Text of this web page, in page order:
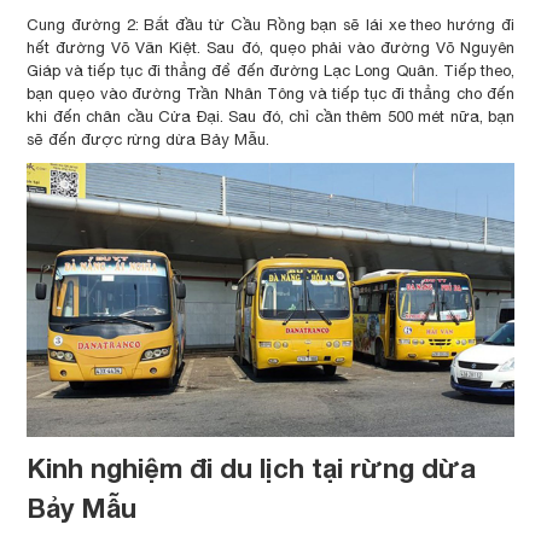
Cung đường 2: Bắt đầu từ Cầu Rồng bạn sẽ lái xe theo hướng đi
hết đường Võ Văn Kiệt. Sau đó, quẹo phải vào đường Võ Nguyên
Giáp và tiếp tục đi thẳng để đến đường Lạc Long Quân. Tiếp theo,
bạn quẹo vào đường Trần Nhân Tông và tiếp tục đi thẳng cho đến
khi đến chân cầu Cửa Đại. Sau đó, chỉ cần thêm 500 mét nữa, bạn
sẽ đến được rừng dừa Bảy Mẫu.
Kinh nghiệm đi du lịch tại rừng dừa
Bảy Mẫu